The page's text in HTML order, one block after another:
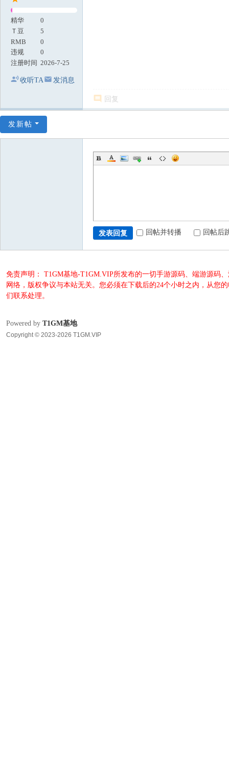
精华
0
Ｔ豆
5
RMB
0
违规
0
注册时间 2026-7-25
收听TA 发消息
回复
发新帖
发表回复 回帖并转播 回帖后
免责声明： T1GM基地-T1GM.VIP所发布的一切手游源码、端游源码
网络，版权争议与本站无关。您必须在下载后的24个小时之内，从您
们联系处理。
Powered by T1GM基地
Copyright © 2023-2026 T1GM.VIP